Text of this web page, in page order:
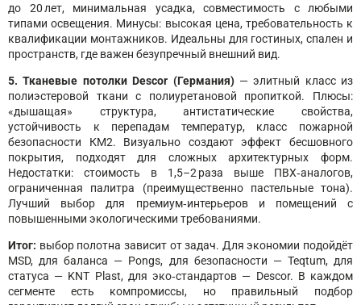
до 20 лет, минимальная усадка, совместимость с любыми
типами освещения. Минусы: высокая цена, требовательность к
квалификации монтажников. Идеальны для гостиных, спален и
пространств, где важен безупречный внешний вид.
5. Тканевые потолки Descor (Германия)— элитный класс из
полиэстеровой ткани с полиуретановой пропиткой. Плюсы:
«дышащая» структура, антистатические свойства,
устойчивость к перепадам температур, класс пожарной
безопасности КМ2. Визуально создают эффект бесшовного
покрытия, подходят для сложных архитектурных форм.
Недостатки: стоимость в 1,5–2 раза выше ПВХ‑аналогов,
ограниченная палитра (преимущественно пастельные тона).
Лучший выбор для премиум‑интерьеров и помещений с
повышенными экологическими требованиями.
Итог: выбор полотна зависит от задач. Для экономии подойдёт
MSD, для баланса — Pongs, для безопасности — Teqtum, для
статуса — KNT Plast, для эко‑стандартов — Descor. В каждом
сегменте есть компромиссы, но правильный подбор